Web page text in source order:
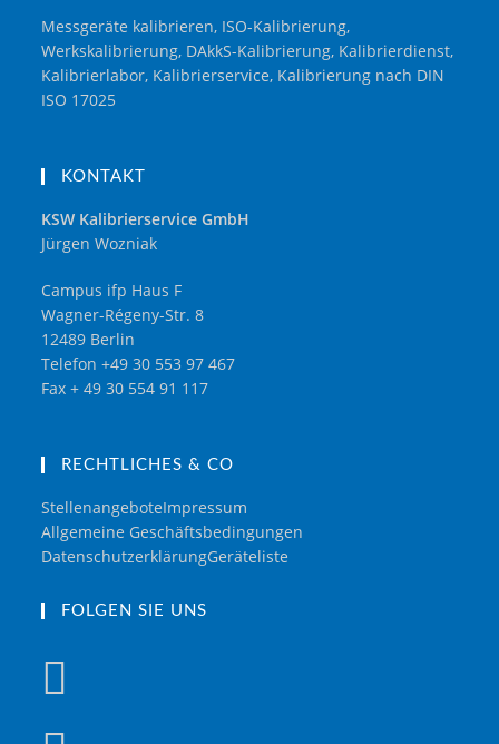
Messgeräte kalibrieren, ISO-Kalibrierung,
Werkskalibrierung, DAkkS-Kalibrierung, Kalibrierdienst,
Kalibrierlabor, Kalibrierservice, Kalibrierung nach DIN
ISO 17025
KONTAKT
KSW Kalibrierservice GmbH
Jürgen Wozniak
Campus ifp Haus F
Wagner-Régeny-Str. 8
12489 Berlin
Telefon +49 30 553 97 467
Fax + 49 30 554 91 117
RECHTLICHES & CO
StellenangeboteImpressum
Allgemeine Geschäftsbedingungen
DatenschutzerklärungGeräteliste
FOLGEN SIE UNS